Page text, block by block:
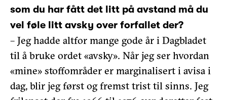
som du har fått det litt på avstand må du
vel føle litt avsky over forfallet der?
– Jeg hadde altfor mange gode år i Dagbladet
til å bruke ordet «avsky». Når jeg ser hvordan
«mine» stoffområder er marginalisert i avisa i
dag, blir jeg først og fremst trist til sinns. Jeg